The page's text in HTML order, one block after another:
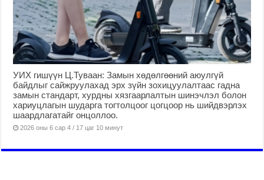
УИХ гишүүн Ц.Туваан: Замын хөдөлгөөний аюулгүй
байдлыг сайжруулахад эрх зүйн зохицуулалтаас гадна
замын стандарт, хурдны хязгаарлалтын шинэчлэл болон
хариуцлагын шударга тогтолцоог цогцоор нь шийдвэрлэх
шаардлагатайг онцоллоо.
2026 оны 6 сар 4 / 17 цаг 10 минут